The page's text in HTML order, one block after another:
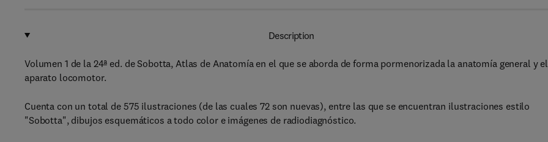
Description
Volumen 1 de la 24ª ed. de Sobotta, Atlas de Anatomía en el que se aborda de forma pormenorizada la anatomía general y el
aparato locomotor.
Cuenta con un total de 575 ilustraciones (de las cuales 72 son nuevas), entre las que se encuentran ilustraciones estilo
"Sobotta", dibujos esquemáticos a todo color e imágenes de radiodiagnóstico.